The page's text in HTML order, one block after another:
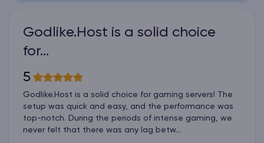
Godlike.Host is a solid choice
for…
5
Godlike.Host is a solid choice for gaming servers! The
setup was quick and easy, and the performance was
top-notch. During the periods of intense gaming, we
never felt that there was any lag betw...